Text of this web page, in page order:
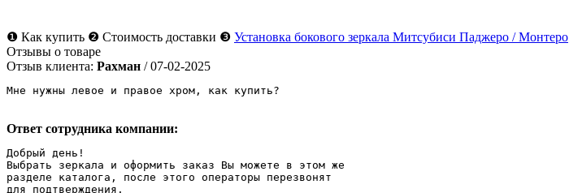
❶ Как купить ❷ Стоимость доставки ❸ Установка бокового зеркала Митсубиси Паджеро / Монтеро
Отзывы о товаре
Отзыв клиента: Рахман / 07-02-2025
Мне нужны левое и правое хром, как купить?
Ответ сотрудника компании:
Добрый день!
Выбрать зеркала и оформить заказ Вы можете в этом же
разделе каталога, после этого операторы перезвонят
для подтверждения.